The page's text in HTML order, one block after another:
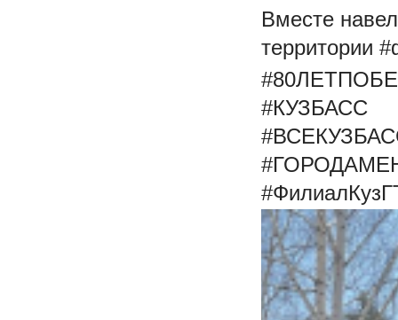
Вместе
территории
#КУЗБАСС